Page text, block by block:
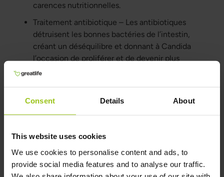
Consent Details About
This website uses cookies
We use cookies to personalise content and ads, to
provide social media features and to analyse our traffic.
carences nutritionnelles.
Traitement antibiotique – Les antibiotiques
détruisent les bonnes bactéries de l’intestin,
créant un déséquilibre et donnant à Candida
l’occasion de proliférer et de devenir plus
invasive. Si l’on n’a pas compensé les
spécialistes mondiaux de Candida estime que
si l’on a pris des antibiotiques à un moment de
prolifération de Candida.
Consommation élevée de sucre – Candida